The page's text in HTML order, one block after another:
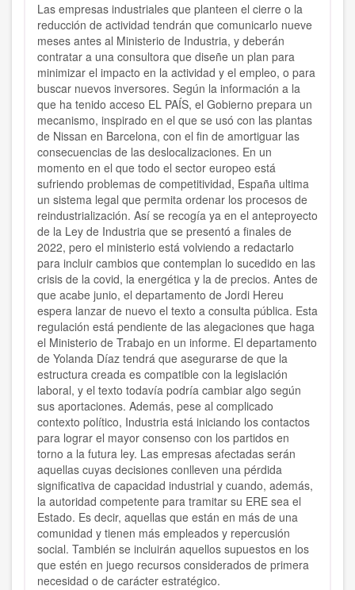
Las empresas industriales que planteen el cierre o la
reducción de actividad tendrán que comunicarlo nueve
meses antes al Ministerio de Industria, y deberán
contratar a una consultora que diseñe un plan para
minimizar el impacto en la actividad y el empleo, o para
buscar nuevos inversores. Según la información a la
que ha tenido acceso EL PAÍS, el Gobierno prepara un
mecanismo, inspirado en el que se usó con las plantas
de Nissan en Barcelona, con el fin de amortiguar las
consecuencias de las deslocalizaciones. En un
momento en el que todo el sector europeo está
sufriendo problemas de competitividad, España ultima
un sistema legal que permita ordenar los procesos de
reindustrialización. Así se recogía ya en el anteproyecto
de la Ley de Industria que se presentó a finales de
2022, pero el ministerio está volviendo a redactarlo
para incluir cambios que contemplan lo sucedido en las
crisis de la covid, la energética y la de precios. Antes de
que acabe junio, el departamento de Jordi Hereu
espera lanzar de nuevo el texto a consulta pública. Esta
regulación está pendiente de las alegaciones que haga
el Ministerio de Trabajo en un informe. El departamento
de Yolanda Díaz tendrá que asegurarse de que la
estructura creada es compatible con la legislación
laboral, y el texto todavía podría cambiar algo según
sus aportaciones. Además, pese al complicado
contexto político, Industria está iniciando los contactos
para lograr el mayor consenso con los partidos en
torno a la futura ley. Las empresas afectadas serán
aquellas cuyas decisiones conlleven una pérdida
significativa de capacidad industrial y cuando, además,
la autoridad competente para tramitar su ERE sea el
Estado. Es decir, aquellas que están en más de una
comunidad y tienen más empleados y repercusión
social. También se incluirán aquellos supuestos en los
que estén en juego recursos considerados de primera
necesidad o de carácter estratégico.